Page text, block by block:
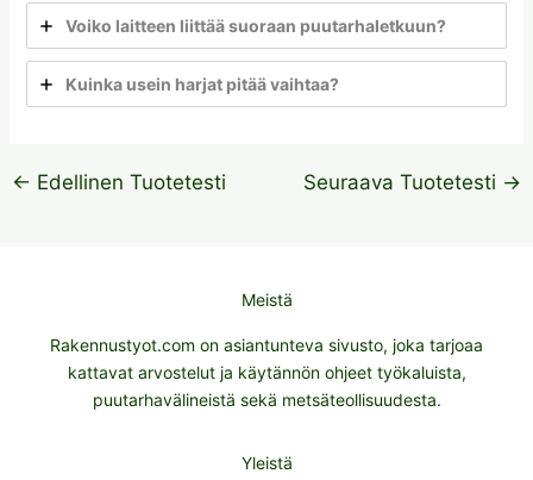
Voiko laitteen liittää suoraan puutarhaletkuun?
Kuinka usein harjat pitää vaihtaa?
← Edellinen Tuotetesti Seuraava Tuotetesti →
Meistä
Rakennustyot.com on asiantunteva sivusto, joka tarjoaa
kattavat arvostelut ja käytännön ohjeet työkaluista,
puutarhavälineistä sekä metsäteollisuudesta.
Yleistä